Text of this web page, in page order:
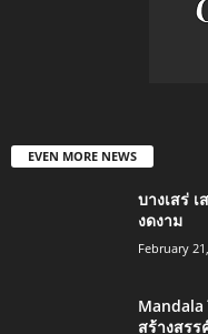
EVEN MORE NEWS
บางเสร่
งดงาม
February
สร้างสรร